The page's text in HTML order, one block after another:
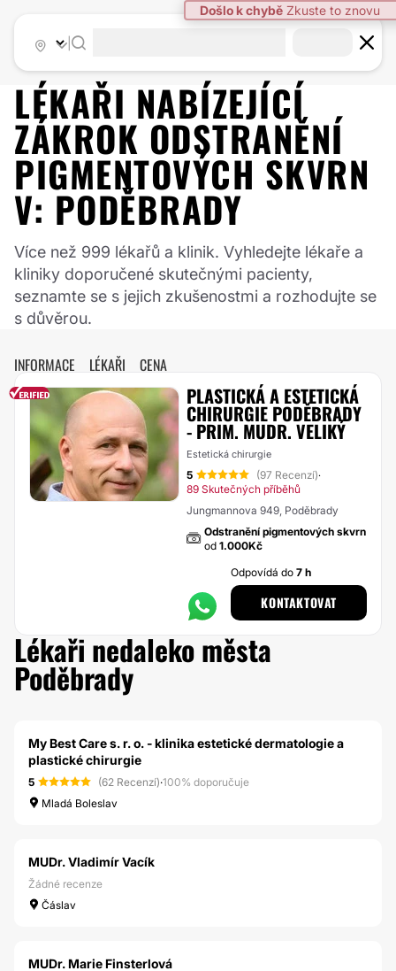
LÉKAŘI NABÍZEJÍCÍ
ZÁKROK ODSTRANĚNÍ
PIGMENTOVÝCH SKVRN
V: PODĚBRADY
Více než 999 lékařů a klinik. Vyhledejte lékaře a
kliniky doporučené skutečnými pacienty,
seznamte se s jejich zkušenostmi a rozhodujte se
s důvěrou.
INFORMACE LÉKAŘI CENA
PLASTICKÁ A ESTETICKÁ
CHIRURGIE PODĚBRADY
- PRIM. MUDR. VELIKÝ
Estetická chirurgie
5 (97 Recenzí)·
89 Skutečných příběhů
Jungmannova 949, Poděbrady
Odstranění pigmentových skvrn
od 1.000Kč
Odpovídá do7 h
KONTAKTOVAT
Lékaři nedaleko města
Poděbrady
My Best Care s. r. o. - klinika estetické dermatologie a
plastické chirurgie
5 (62 Recenzí)·100% doporučuje
Mladá Boleslav
MUDr. Vladimír Vacík
Žádné recenze
Čáslav
MUDr. Marie Finsterlová